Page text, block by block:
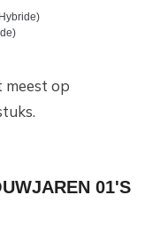
meest op
01'S